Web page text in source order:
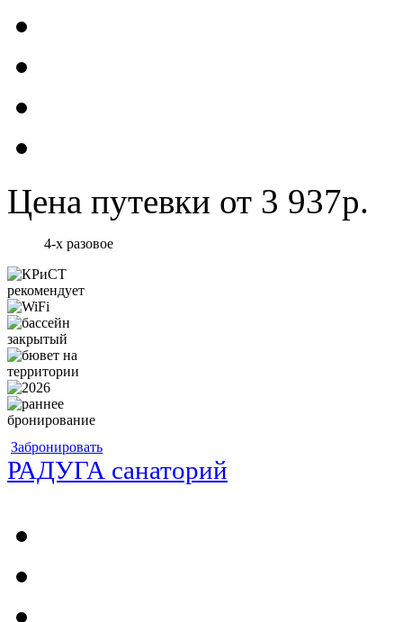
Цена путевки от 3 937р.
4-х разовое
Забронировать
РАДУГА санаторий